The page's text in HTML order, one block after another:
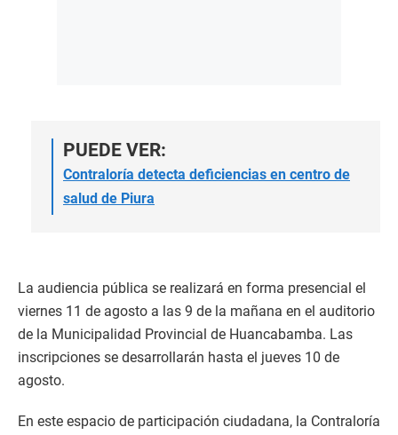
PUEDE VER:
Contraloría detecta deficiencias en centro de
salud de Piura
La audiencia pública se realizará en forma presencial el
viernes 11 de agosto a las 9 de la mañana en el auditorio
de la Municipalidad Provincial de Huancabamba. Las
inscripciones se desarrollarán hasta el jueves 10 de
agosto.
En este espacio de participación ciudadana, la Contraloría